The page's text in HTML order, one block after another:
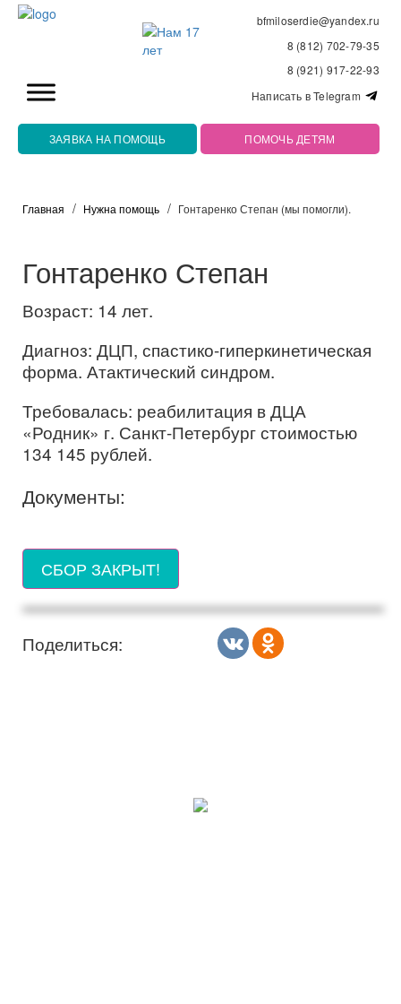
bfmiloserdie@yandex.ru
8 (812) 702-79-35
8 (921) 917-22-93
Написать в Telegram
ЗАЯВКА НА ПОМОЩЬ ПОМОЧЬ ДЕТЯМ
Главная Нужна помощь Гонтаренко Степан (мы помогли).
Гонтаренко Степан
Возраст: 14 лет.
Диагноз: ДЦП, спастико-гиперкинетическая
форма. Атактический синдром.
Требовалась: реабилитация в ДЦА
«Родник» г. Санкт-Петербург стоимостью
134 145 рублей.
Документы:
СБОР ЗАКРЫТ!
Поделиться: